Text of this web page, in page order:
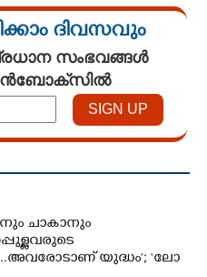
ദിവസവും
സംഭവങ്ങൾ
ചാകാനും
യുദ്ധം’; ‘ലോ